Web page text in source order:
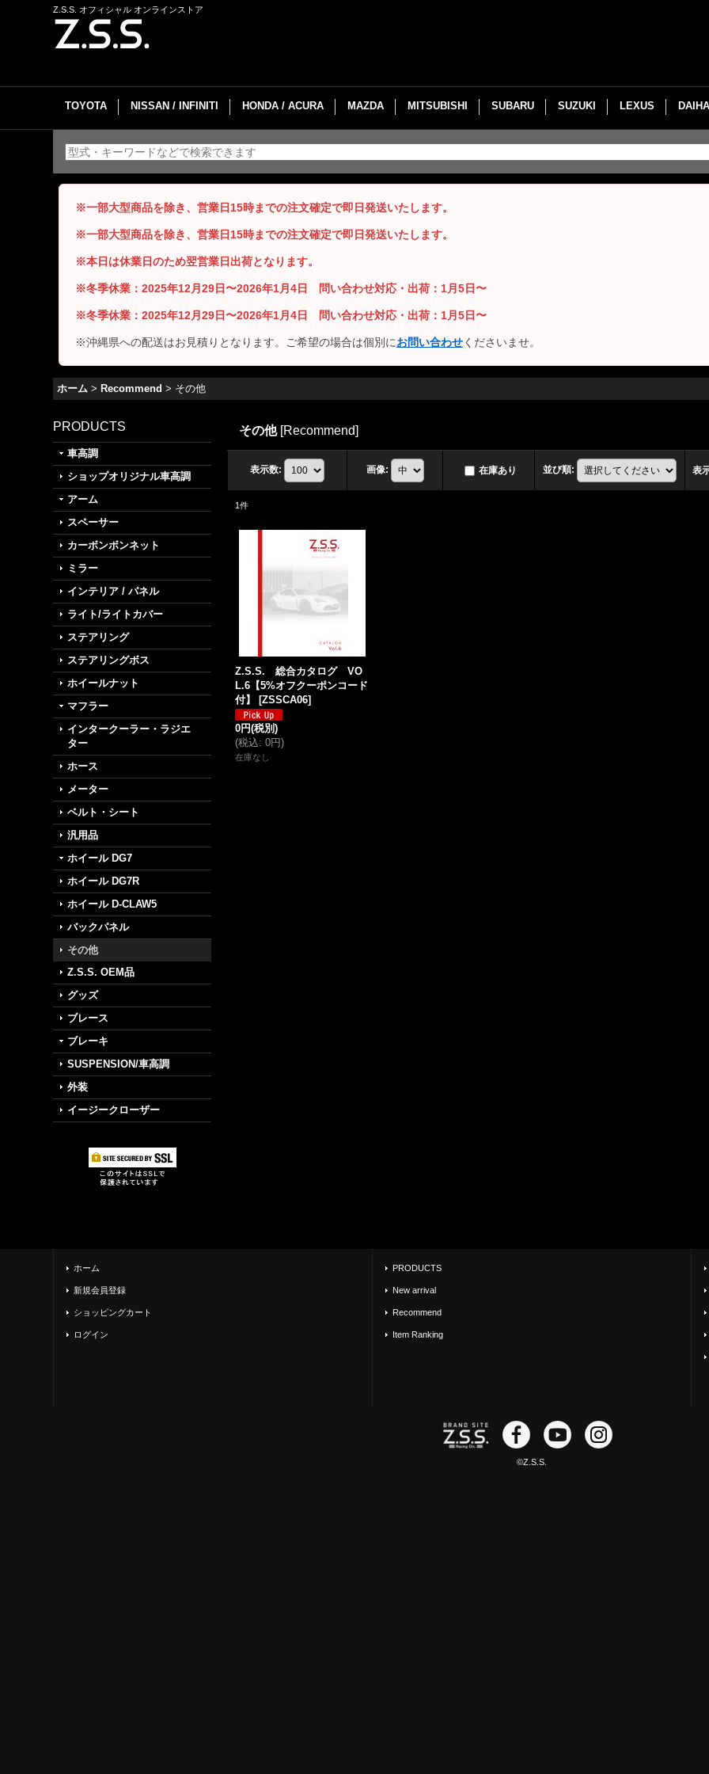
Z.S.S. オフィシャル オンラインストア
TOYOTA NISSAN / INFINITI HONDA / ACURA MAZDA MITSUBISHI SUBARU SUZUKI LEXUS
※一部大型商品を除き、営業日15時までの注文確定で即日発送いたします。
※一部大型商品を除き、営業日15時までの注文確定で即日発送いたします。
※本日は休業日のため翌営業日出荷となります。
※冬季休業：2025年12月29日〜2026年1月4日 問い合わせ対応・出荷：1月5日〜
※冬季休業：2025年12月29日〜2026年1月4日 問い合わせ対応・出荷：1月5日〜
※沖縄県への配送はお見積りとなります。ご希望の場合は個別にお問い合わせくださいませ。
ホーム > Recommend > その他
PRODUCTS
車高調
ショップオリジナル車高調
アーム
スペーサー
カーボンボンネット
ミラー
インテリア / パネル
ライト/ライトカバー
ステアリング
ステアリングボス
ホイールナット
マフラー
インタークーラー・ラジエ
ター
ホース
メーター
ベルト・シート
汎用品
ホイール DG7
ホイール DG7R
ホイール D-CLAW5
バックパネル
その他
Z.S.S. OEM品
グッズ
ブレース
ブレーキ
SUSPENSION/車高調
外装
イージークローザー
その他 [Recommend]
表示数: 画像: 在庫あり 並び順: 表
1件
Z.S.S. 総合カタログ VO
L.6【5%オフクーポンコード
付】
[ZSSCA06]
0円(税別)
(税込: 0円)
在庫なし
ホーム
新規会員登録
ショッピングカート
ログイン
PRODUCTS
New arrival
Recommend
Item Ranking
©Z.S.S.